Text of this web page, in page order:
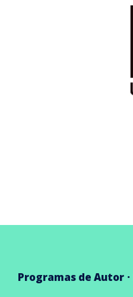
Programas de Autor